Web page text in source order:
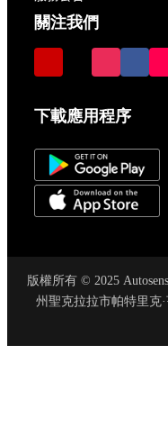
關注我們
下載應用程序
版權所有 © 2025
州聖克拉拉市帕特里克